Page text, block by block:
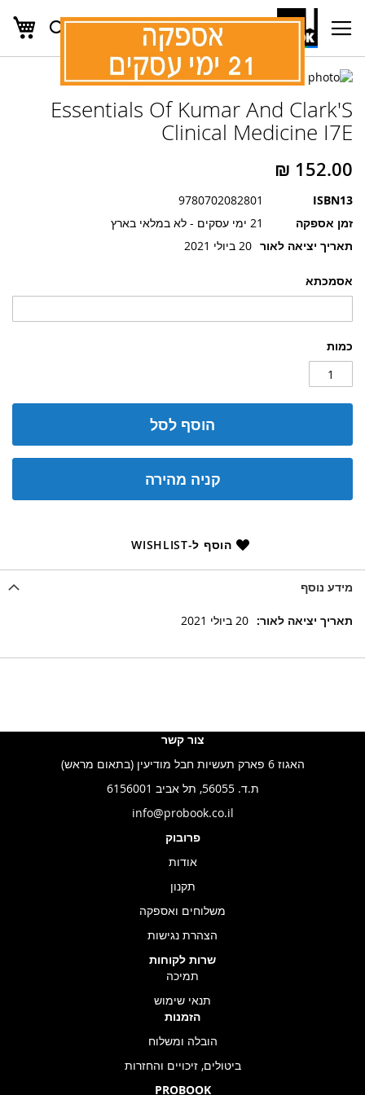
Skip
Content
חפש
אסמכתא
כמות
הוסף לסל
קניה מהירה
הוסף ל-WISHLIST
Essentials Of Kumar And Clark'S
Clinical Medicine I7E
ISBN13
9780702082801
זמן אספקה
21 ימי עסקים - לא במלאי בארץ
תאריך יציאה לאור 20 ביולי 2021
לדלג
של
גלריית
תמונות
להתחלה
של
גלריית
מידע נוסף
מידע
20 ביולי 2021
צור קשר
האגוז 6 פארק תעשיות חבל מודיעין (בתאום מראש)
ת.ד. 56055, תל אביב 6156001
info@probook.co.il
פרובוק
אודות
תקנון
משלוחים ואספקה
הצהרת נגישות
שרות לקוחות
תמיכה
תנאי שימוש
הזמנות
הובלה ומשלוח
ביטולים, זיכויים והחזרות
PROBOOK